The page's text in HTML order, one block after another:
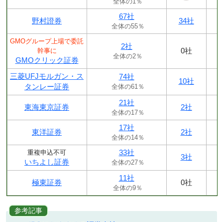
野村證券
67社
全体の55％
34社
GMOグループ上場で委託
幹事に
GMOクリック証券
2社
全体の2％
0社
三菱UFJモルガン・ス
タンレー証券
74社
全体の61％
10社
東海東京証券
21社
全体の17％
2社
東洋証券
17社
全体の14％
2社
重複申込不可
いちよし証券
33社
全体の27％
3社
極東証券
11社
全体の9％
0社
参考記事